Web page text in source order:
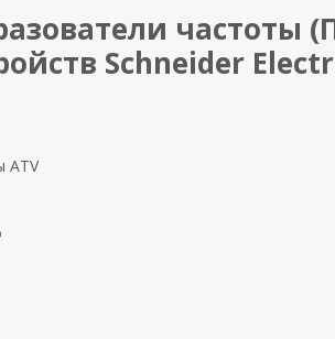
частоты
Schneider
ATV